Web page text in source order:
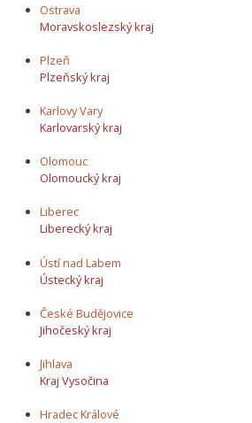
Ostrava
Moravskoslezský kraj
Plzeň
Plzeňský kraj
Karlovy Vary
Karlovarský kraj
Olomouc
Olomoucký kraj
Liberec
Liberecký kraj
Ústí nad Labem
Ústecký kraj
České Budějovice
Jihočeský kraj
Jihlava
Kraj Vysočina
Hradec Králové